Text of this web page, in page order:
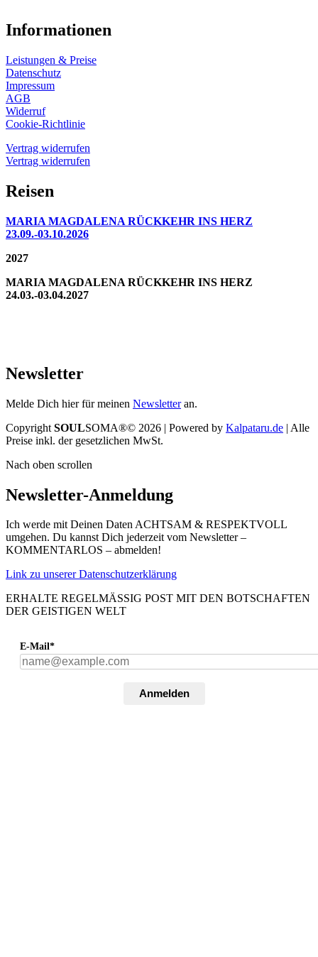
Informationen
Leistungen & Preise
Datenschutz
Impressum
AGB
Widerruf
Cookie-Richtlinie
Vertrag widerrufen
Vertrag widerrufen
Reisen
MARIA MAGDALENA RÜCKKEHR INS HERZ
23.09.-03.10.2026
2027
MARIA MAGDALENA RÜCKKEHR INS HERZ
24.03.-03.04.2027
Newsletter
Melde Dich hier für meinen Newsletteran.
Copyright SOULSOMA®© 2026 | Powered by Kalpataru.de | Alle
Preise inkl. der gesetzlichen MwSt.
Nach oben scrollen
Newsletter-Anmeldung
Ich werde mit Deinen Daten ACHTSAM & RESPEKTVOLL
umgehen. Du kannst Dich jederzeit vom Newsletter –
KOMMENTARLOS – abmelden!
Link zu unserer Datenschutzerklärung
ERHALTE REGELMÄSSIG POST MIT DEN BOTSCHAFTEN
DER GEISTIGEN WELT
E-Mail*
Anmelden